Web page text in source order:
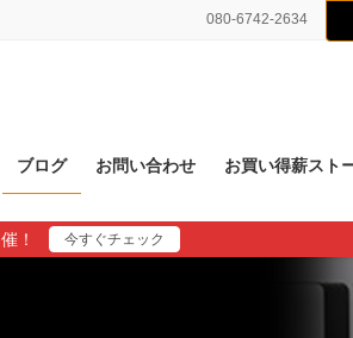
080-6742-2634
ブログ お問い合わせ お買い得薪スト
！ 今すぐチェック